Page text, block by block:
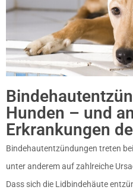
Hunden – und
Erkrankungen
Bindehautentzündungen treten
unter anderem auf zahlreiche
Dass sich die Lidbindehäute